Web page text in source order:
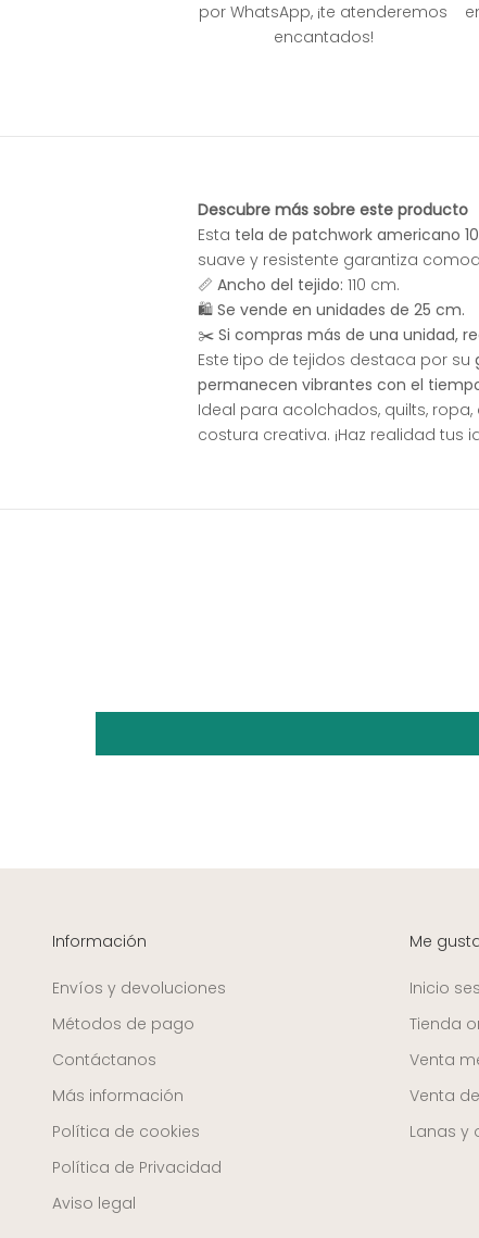
por WhatsApp, ¡te atenderemos
encantados!
Descubre más sobre este producto
Esta tela de patchwork americano
suave y resistente garantiza
📏 Ancho del tejido: 110 cm.
🛍 Se vende en unidades de 25 cm.
✂️ Si compras más de una unidad,
Este tipo de tejidos destaca por su
permanecen vibrantes con el
Ideal para acolchados, quilts,
costura creativa. ¡Haz realidad tus
Información
Envíos y devoluciones
Métodos de pago
Contáctanos
Más información
Política de cookies
Política de Privacidad
Aviso legal
Me
Inicio
Tienda
Venta
Venta
Lanas y